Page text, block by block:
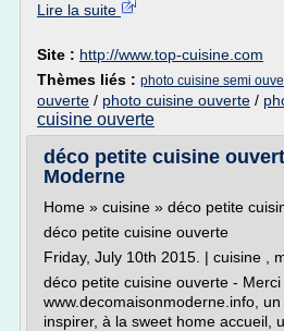
Lire la suite
Site : http://www.top-cuisine.com
Thèmes liés : photo cuisine semi
ouverte / photo cuisine ouverte /
cuisine ouverte
déco petite cuisine
Moderne
Home » cuisine » déco petite
déco petite cuisine ouverte
Friday, July 10th 2015. | cuisine ,
déco petite cuisine ouverte - Merci
www.decomaisonmoderne.info,
inspirer, à la sweet home accueil,